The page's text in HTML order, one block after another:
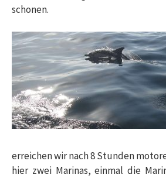
schonen.
erreichen wir nach 8 Stunden
hier zwei Marinas, einmal die